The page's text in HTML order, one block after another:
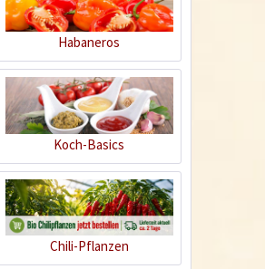
Habaneros
Koch-Basics
Chili-Pflanzen